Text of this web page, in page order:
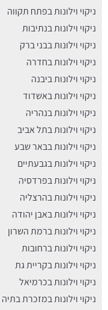
ניקוי וילונות בפתח תקווה
ניקוי וילונות בנתיבות
ניקוי וילונות בבני ברק
ניקוי וילונות בחדרה
ניקוי וילונות ביבנה
ניקוי וילונות באשדוד
ניקוי וילונות בנהריה
ניקוי וילונות בתל אביב
ניקוי וילונות בבאר שבע
ֱניקוי וילונות בגבעתיים
ניקוי וילונות בפרדסיה
ניקוי וילונות בהרצליה
ניקוי וילונות באבן יהודה
ניקוי וילונות ברמת השרון
ניקוי וילונות ברחובות
ניקוי וילונות בקריית גת
ניקוי וילונות בכרמיאל
ניקוי וילונות במזכרת בתיה